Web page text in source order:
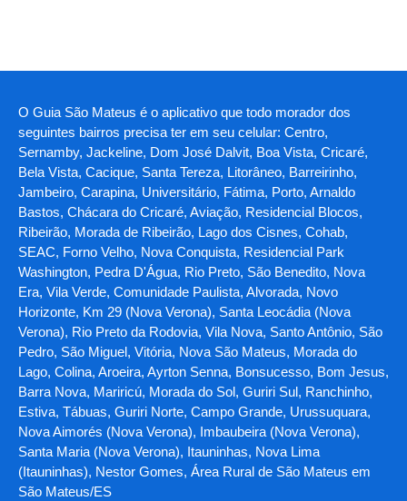
O Guia São Mateus é o aplicativo que todo morador dos
seguintes bairros precisa ter em seu celular: Centro,
Sernamby, Jackeline, Dom José Dalvit, Boa Vista, Cricaré,
Bela Vista, Cacique, Santa Tereza, Litorâneo, Barreirinho,
Jambeiro, Carapina, Universitário, Fátima, Porto, Arnaldo
Bastos, Chácara do Cricaré, Aviação, Residencial Blocos,
Ribeirão, Morada de Ribeirão, Lago dos Cisnes, Cohab,
SEAC, Forno Velho, Nova Conquista, Residencial Park
Washington, Pedra D'Água, Rio Preto, São Benedito, Nova
Era, Vila Verde, Comunidade Paulista, Alvorada, Novo
Horizonte, Km 29 (Nova Verona), Santa Leocádia (Nova
Verona), Rio Preto da Rodovia, Vila Nova, Santo Antônio, São
Pedro, São Miguel, Vitória, Nova São Mateus, Morada do
Lago, Colina, Aroeira, Ayrton Senna, Bonsucesso, Bom Jesus,
Barra Nova, Mariricú, Morada do Sol, Guriri Sul, Ranchinho,
Estiva, Tábuas, Guriri Norte, Campo Grande, Urussuquara,
Nova Aimorés (Nova Verona), Imbaubeira (Nova Verona),
Santa Maria (Nova Verona), Itauninhas, Nova Lima
(Itauninhas), Nestor Gomes, Área Rural de São Mateus em
São Mateus/ES